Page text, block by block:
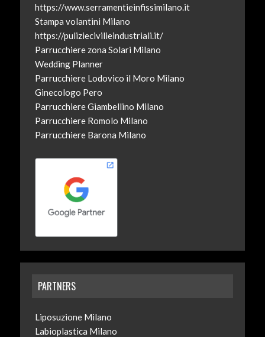
https://www.serramentieinfissimilano.it
Stampa volantini Milano
https://puliziecivilieindustriali.it/
Parrucchiere zona Solari Milano
Wedding Planner
Parrucchiere Lodovico il Moro Milano
Ginecologo Pero
Parrucchiere Giambellino Milano
Parrucchiere Romolo Milano
Parrucchiere Barona Milano
PARTNERS
Liposuzione Milano
Labioplastica Milano